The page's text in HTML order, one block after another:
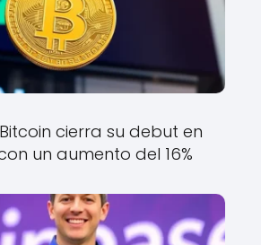
cierra su debut en
un aumento del 16%